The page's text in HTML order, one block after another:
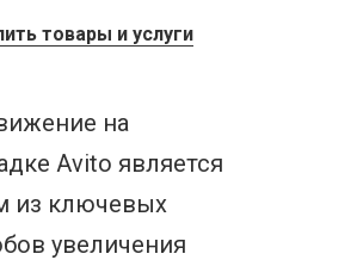
товары и услуги
на
Avito является
из ключевых
увеличения